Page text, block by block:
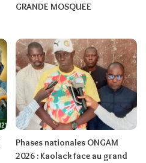
GRANDE MOSQUEE
Phases nationales ONGAM
2026 : Kaolack face au grand